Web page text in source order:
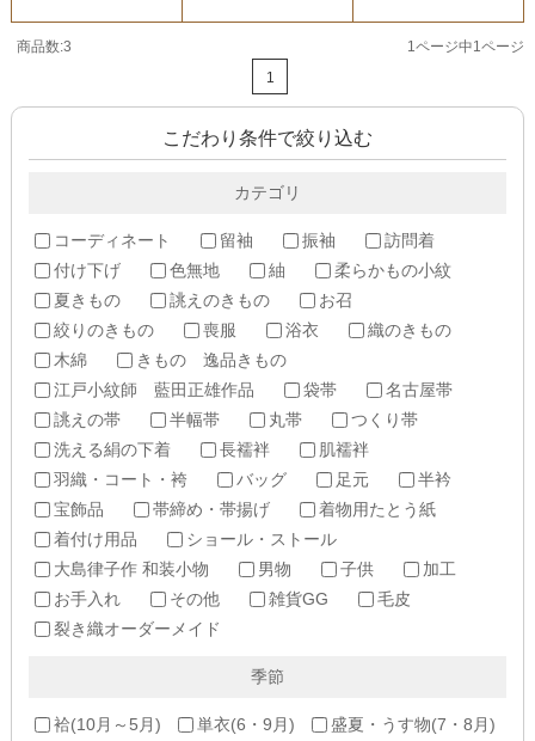
商品数:3
1ページ中1ページ
1
こだわり条件で絞り込む
カテゴリ
コーディネート 留袖 振袖
訪問着
付け下げ
色無地 紬
柔らかもの小紋
夏きもの
誂えのきもの
お召
絞りのきもの
喪服 浴衣
織のきもの
木綿
きもの 逸品きもの
江戸小紋師 藍田正雄作品
袋帯
名古屋帯
誂えの帯
半幅帯 丸帯
つくり帯
洗える絹の下着
長襦袢
肌襦袢
羽織・コート・袴
バッグ 足元
半衿
宝飾品
帯締め・帯揚げ
着物用たとう紙
着付け用品
ショール・ストール
大島律子作 和装小物
男物 子供
加工
お手入れ
その他 雑貨GG
毛皮
裂き織オーダーメイド
季節
袷(10月～5月) 単衣(6・9月) 盛夏・うす物(7・8月)